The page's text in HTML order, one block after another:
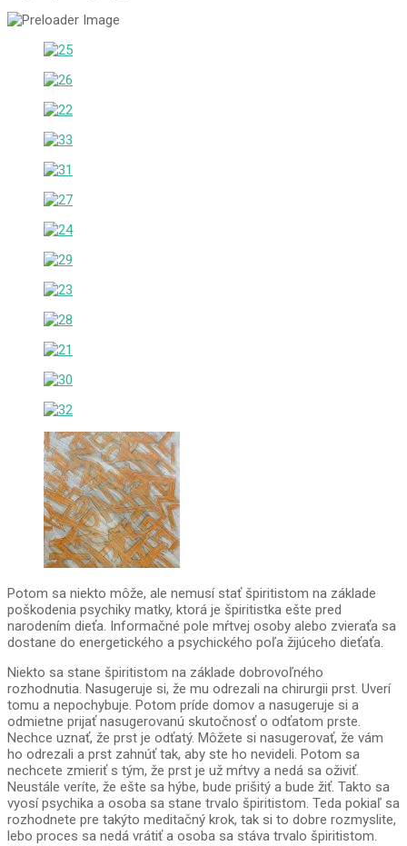
Potom sa niekto môže, ale nemusí stať špiritistom na základe
poškodenia psychiky matky, ktorá je špiritistka ešte pred
narodením dieťa. Informačné pole mŕtvej osoby alebo zvieraťa sa
dostane do energetického a psychického poľa žijúceho dieťaťa.
Niekto sa stane špiritistom na základe dobrovoľného
rozhodnutia. Nasugeruje si, že mu odrezali na chirurgii prst. Uverí
tomu a nepochybuje. Potom príde domov a nasugeruje si a
odmietne prijať nasugerovanú skutočnosť o odťatom prste.
Nechce uznať, že prst je odťatý. Môžete si nasugerovať, že vám
ho odrezali a prst zahnúť tak, aby ste ho nevideli. Potom sa
nechcete zmieriť s tým, že prst je už mŕtvy a nedá sa oživiť.
Neustále veríte, že ešte sa hýbe, bude prišitý a bude žiť. Takto sa
vyosí psychika a osoba sa stane trvalo špiritistom. Teda pokiaľ sa
rozhodnete pre takýto meditačný krok, tak si to dobre rozmyslite,
lebo proces sa nedá vrátiť a osoba sa stáva trvalo špiritistom.